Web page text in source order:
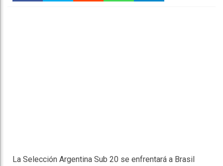
La Selección Argentina Sub 20 se enfrentará a Brasil